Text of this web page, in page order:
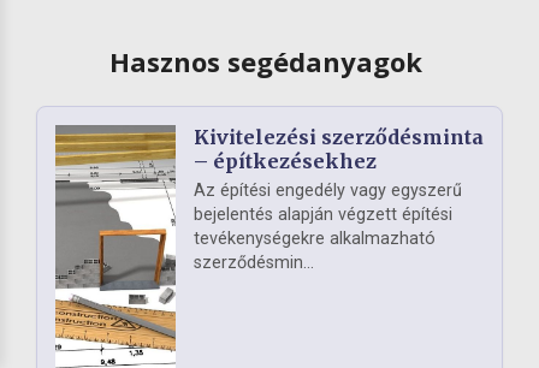
Hasznos segédanyagok
Kivitelezési szerződésminta
– építkezésekhez
Az építési engedély vagy egyszerű
bejelentés alapján végzett építési
tevékenységekre alkalmazható
szerződésmin...